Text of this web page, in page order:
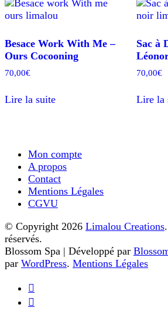
Besace Work With Me –
Ours Cocooning
70,00€
Lire la suite
Sac à
70,00€
Lire la
Mon compte
A propos
Contact
Mentions Légales
CGVU
© Copyright 2026 Limalou Creations
réservés.
Blossom Spa | Développé par
par WordPress. Mentions Légales